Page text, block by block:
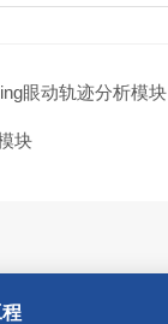
眼动轨迹分析模块
块